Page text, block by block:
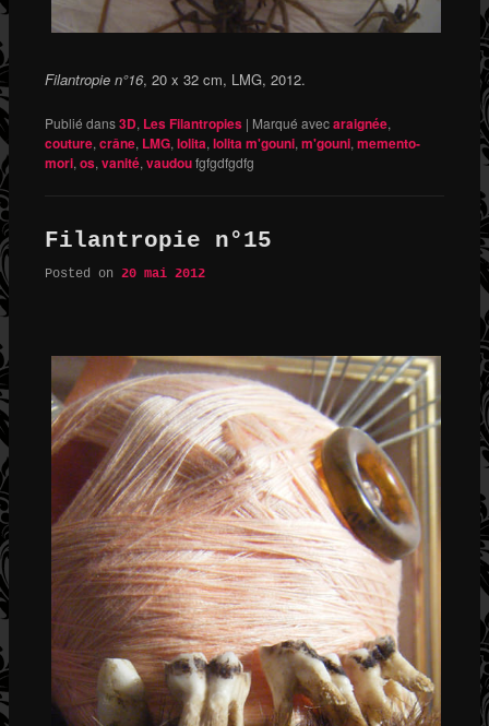
Filantropie n°16, 20 x 32 cm, LMG, 2012.
Publié dans3D, Les Filantropies | Marqué avecaraignée,
couture, crâne, LMG, lolita, lolita m'gouni, m'gouni, memento-
mori, os, vanité, vaudoufgfgdfgdfg
Filantropie n°15
Posted on 20 mai 2012